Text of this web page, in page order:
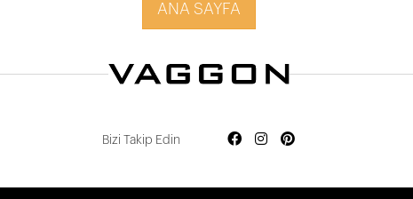
ANA SAYFA
Bizi Takip Edin